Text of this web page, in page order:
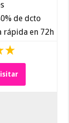
de dcto
rápida en 72h